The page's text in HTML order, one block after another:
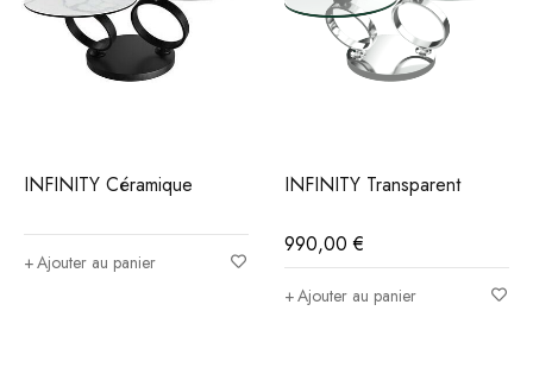
INFINITY Céramique
Ajouter au panier
INFINITY Transparent
990,00€
Ajouter au panier